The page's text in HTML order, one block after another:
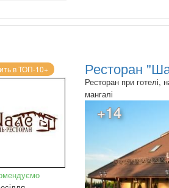
в ТОП-10+ Ресторан
Ресторан при готелі,
мангалі
+14